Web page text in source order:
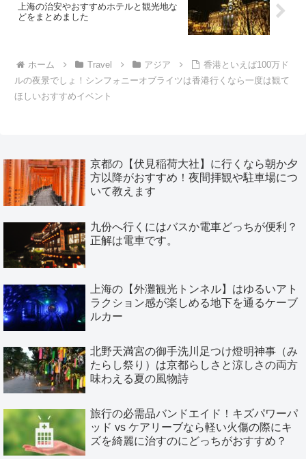
上海の治安やおすすめホテルと観光地な
どをまとめました
ホーム Travel アジア
香港といえば100万ド
ルの夜景でしょ！シンフォニーオブライツは香港行くなら一度は観て
ほしいおすすめイベント
京都の【伏見稲荷大社】に行くなら朝か夕
方以降がおすすめ！夜間拝観や駐車場につ
いて教えます
九份へ行くにはバスか電車どっちが便利？
正解は電車です。
上海の【外灘観光トンネル】はゆるいアト
ラクション感が楽しめる地下を通るケーブ
ルカー
北野天満宮の御手洗川足つけ燈明神事（み
たらし祭り）は京都らしさと涼しさの両方
味わえる夏の風物詩
旅行の必需品バンドエイド！キズパワーパ
ッド vs ケアリーブなら軽い火傷の際にキ
ズを綺麗に治すのにどっちがおすすめ？